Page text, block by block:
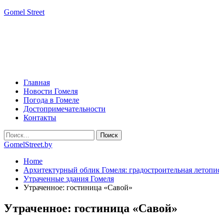
Gomel Street
Главная
Новости Гомеля
Погода в Гомеле
Достопримечательности
Контакты
GomelStreet.by
Home
Архитектурный облик Гомеля: градостроительная
Утраченные здания Гомеля
Утраченное: гостиница «Савой»
Утраченное: гостиница «Савой»